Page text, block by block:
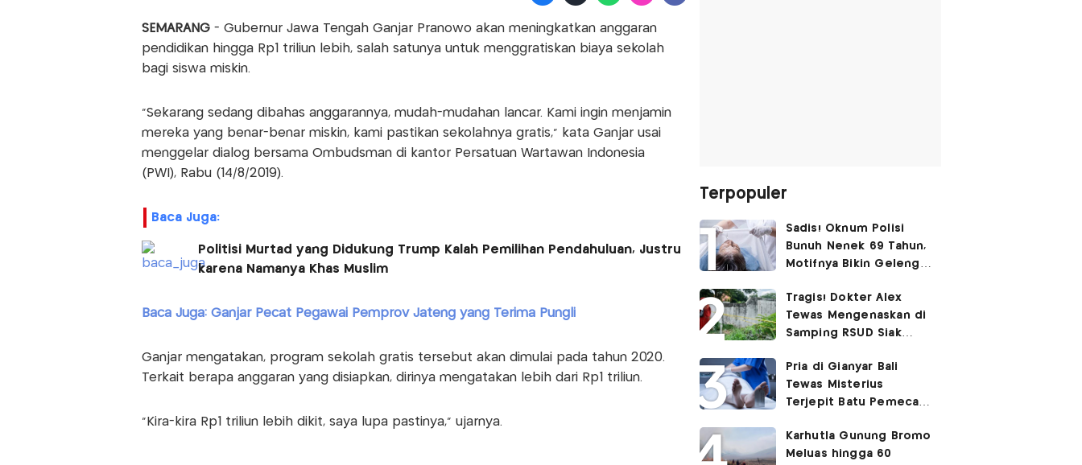
SEMARANG- Gubernur Jawa Tengah Ganjar Pranowo akan meningkatkan anggaran
pendidikan hingga Rp1 triliun lebih, salah satunya untuk menggratiskan biaya sekolah
bagi siswa miskin.
"Sekarang sedang dibahas anggarannya, mudah-mudahan lancar. Kami ingin menjamin
mereka yang benar-benar miskin, kami pastikan sekolahnya gratis," kata Ganjar usai
menggelar dialog bersama Ombudsman di kantor Persatuan Wartawan Indonesia
(PWI), Rabu (14/8/2019).
Baca Juga:
Politisi Murtad yang Didukung Trump Kalah Pemilihan Pendahuluan, Justru
karena Namanya Khas Muslim
Baca Juga: Ganjar Pecat Pegawai Pemprov Jateng yang Terima Pungli
Ganjar mengatakan, program sekolah gratis tersebut akan dimulai pada tahun 2020.
Terkait berapa anggaran yang disiapkan, dirinya mengatakan lebih dari Rp1 triliun.
"Kira-kira Rp1 triliun lebih dikit, saya lupa pastinya," ujarnya.
Terpopuler
Sadis! Oknum Polisi
Bunuh Nenek 69 Tahun,
Motifnya Bikin Geleng
Tragis! Dokter Alex
Tewas Mengenaskan di
Samping RSUD Siak
Rocuronium
Pria di Gianyar Bali
Tewas Misterius
Terjepit Batu Pemecah
Karhutla Gunung Bromo
Meluas hingga 60